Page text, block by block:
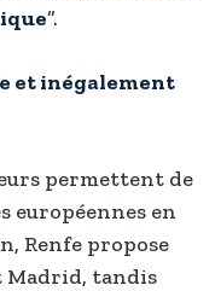
”.
et inégalement
permettent de
européennes en
Renfe propose
Madrid, tandis